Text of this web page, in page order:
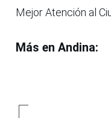
Mejor Atención al
Más en Andina: